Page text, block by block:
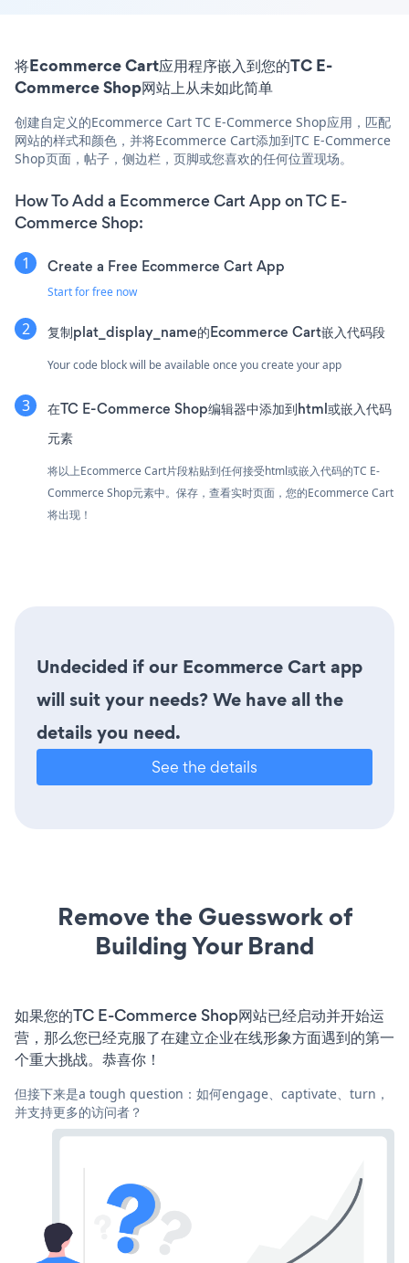
将Ecommerce Cart应用程序嵌入到您的TC E-
Commerce Shop网站上从未如此简单
创建自定义的Ecommerce Cart TC E-Commerce Shop应用，匹配
网站的样式和颜色，并将Ecommerce Cart添加到TC E-Commerce
Shop页面，帖子，侧边栏，页脚或您喜欢的任何位置现场。
How To Add a Ecommerce Cart App on TC E-
Commerce Shop:
Create a Free Ecommerce Cart App
Start for free now
复制plat_display_name的Ecommerce Cart嵌入代码段
Your code block will be available once you create your app
在TC E-Commerce Shop编辑器中添加到html或嵌入代码
元素
将以上Ecommerce Cart片段粘贴到任何接受html或嵌入代码的TC E-
Commerce Shop元素中。保存，查看实时页面，您的Ecommerce Cart
将出现！
Undecided if our Ecommerce Cart app
will suit your needs? We have all the
details you need.
See the details
Remove the Guesswork of
Building Your Brand
如果您的TC E-Commerce Shop网站已经启动并开始运
营，那么您已经克服了在建立企业在线形象方面遇到的第一
个重大挑战。恭喜你！
但接下来是a tough question：如何engage、captivate、turn，
并支持更多的访问者？